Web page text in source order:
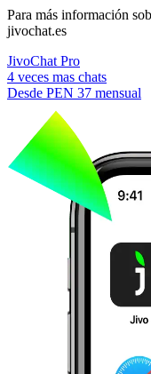
Para más información
jivochat.es
JivoChat Pro
4 veces mas chats
Desde PEN 37 mensual